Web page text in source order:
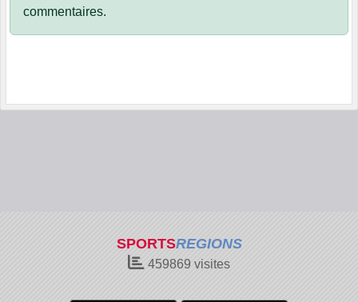
commentaires.
SPORTSREGIONS
459869 visites